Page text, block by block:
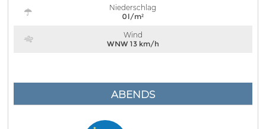
Niederschlag
0 l/m²
Wind
WNW 13 km/h
ABENDS